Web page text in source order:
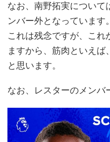
なお、南野拓実について
ンバー外となっています。
これは残念ですが、これ
ますから、筋肉といえ
と思います。
なお、レスターのメンバ